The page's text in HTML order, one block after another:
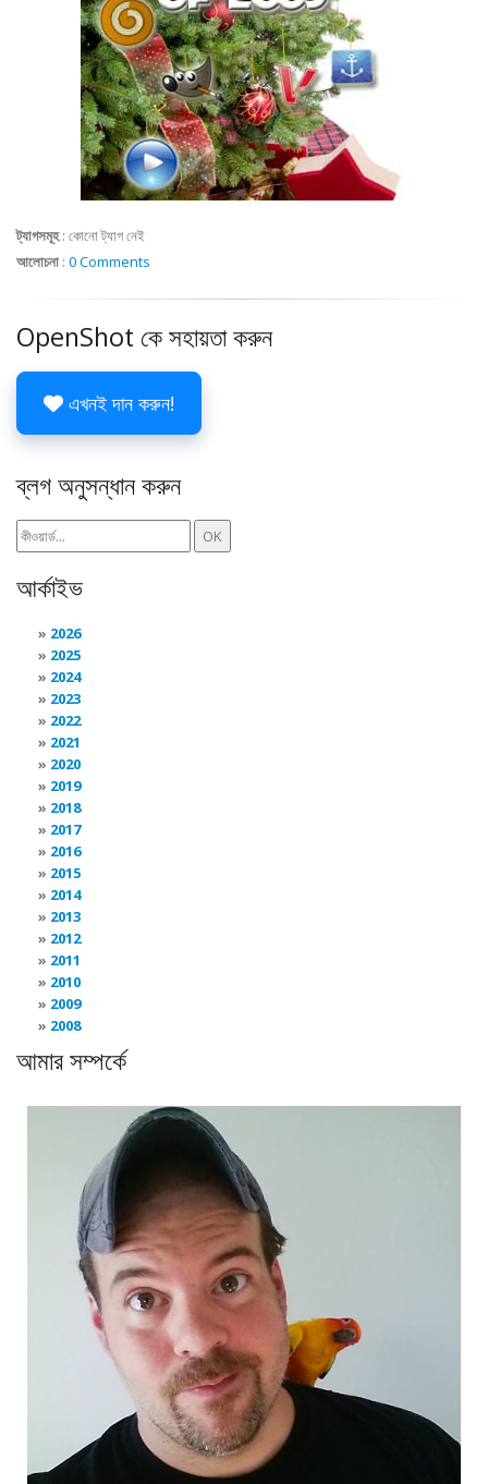
ট্যাগসমূহ: কোনো ট্যাগ নেই
আলোচনা : 0 Comments
OpenShot কে সহায়তা করুন
এখনই দান করুন!
ব্লগ অনুসন্ধান করুন
আর্কাইভ
2026
2025
2024
2023
2022
2021
2020
2019
2018
2017
2016
2015
2014
2013
2012
2011
2010
2009
2008
আমার সম্পর্কে